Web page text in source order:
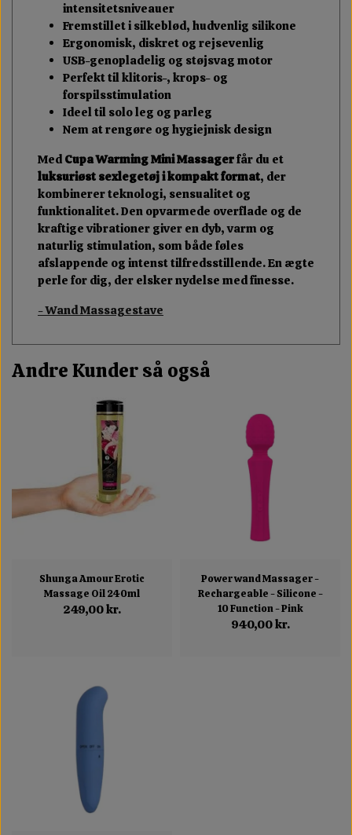
intensitetsniveauer
Fremstillet i silkeblød, hudvenlig silikone
Ergonomisk, diskret og rejsevenlig
USB-genopladelig og støjsvag motor
Perfekt til klitoris-, krops- og
forspilsstimulation
Ideel til solo leg og parleg
Nem at rengøre og hygiejnisk design
Med Cupa Warming Mini Massagerfår du et
luksuriøst sexlegetøj i kompakt format, der
kombinerer teknologi, sensualitet og
funktionalitet. Den opvarmede overflade og de
kraftige vibrationer giver en dyb, varm og
naturlig stimulation, som både føles
afslappende og intenst tilfredsstillende. En ægte
perle for dig, der elsker nydelse med finesse.
- Wand Massagestave
Andre Kunder så også
Shunga Amour Erotic
Massage Oil 240ml
249,00 kr.
Power wand Massager -
Rechargeable - Silicone -
10 Function - Pink
940,00 kr.